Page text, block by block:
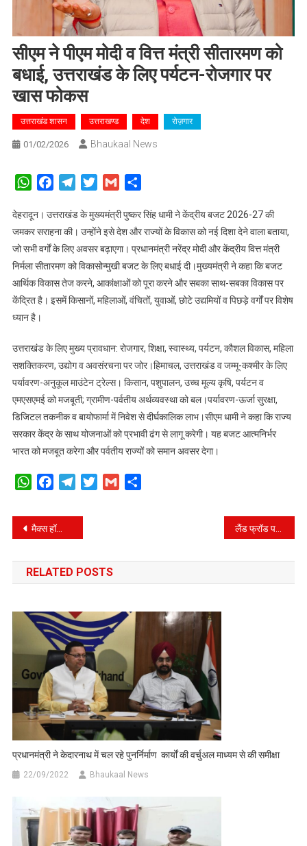
सीएम ने पीएम मोदी व वित्त मंत्री सीतारमण को
बधाई, उत्तराखंड के लिए पर्यटन-रोजगार पर
खास फोकस
उत्तराखंड शासन उत्तराखण्ड देश रोज़गार
01/02/2026 Bhaukaal News
WhatsAppFacebookTelegramTwitterGmail
देहरादून। उत्तराखंड के मुख्यमंत्री पुष्कर सिंह धामी ने केंद्रीय बजट 2026-27 की
जमकर सराहना की। उन्होंने इसे देश और राज्यों के विकास को नई दिशा देने वाला बताया,
जो सभी वर्गों के लिए अवसर बढ़ाएगा। प्रधानमंत्री नरेंद्र मोदी और केंद्रीय वित्त मंत्री
निर्मला सीतारमण को विकासोन्मुखी बजट के लिए बधाई दी।मुख्यमंत्री ने कहा कि बजट
आर्थिक विकास तेज करने, आकांक्षाओं को पूरा करने और सबका साथ-सबका विकास पर
केंद्रित है। इसमें किसानों, महिलाओं, वंचितों, युवाओं, छोटे उद्यमियों व पिछड़े वर्गों पर विशेष
ध्यान है।
उत्तराखंड के लिए मुख्य प्रावधान: रोजगार, शिक्षा, स्वास्थ्य, पर्यटन, कौशल विकास, महिला
सशक्तिकरण, उद्योग व अवसंरचना पर जोर।हिमाचल, उत्तराखंड व जम्मू-कश्मीर के लिए
पर्यावरण-अनुकूल माउंटेन ट्रेल्स। किसान, पशुपालन, उच्च मूल्य कृषि, पर्यटन व
एमएसएमई को मजबूती; ग्रामीण-पर्वतीय अर्थव्यवस्था को बल।पर्यावरण-ऊर्जा सुरक्षा,
डिजिटल तकनीक व बायोफार्मा में निवेश से दीर्घकालिक लाभ।सीएम धामी ने कहा कि राज्य
सरकार केंद्र के साथ योजनाओं को प्रभावी ढंग से लागू करेगी। यह बजट आत्मनिर्भर
भारत को मजबूत करेगा और पर्वतीय राज्यों को समान अवसर देगा।
WhatsAppFacebookTelegramTwitterGmail
Post
navigation
मैक्स हॉस्पिटल, देहरादून के डॉक्टरों ने जानलेवा विंडपाइप चोट के बाद 45 साल की स्कूल टीचर की बचाई जान।
RELATED POSTS
प्रधानमंत्री ने केदारनाथ में चल रहे पुनर्निर्माण कार्यों की वर्चुअल माध्यम से की समीक्षा
22/09/2022 Bhaukaal News